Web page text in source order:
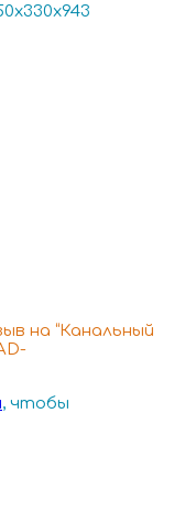
на “Канальный
, чтобы